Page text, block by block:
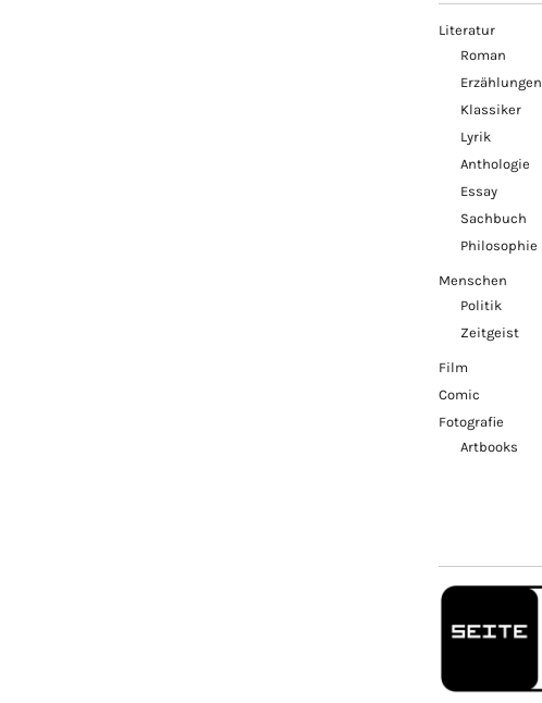
Literatur
Roman
Erzählungen
Klassiker
Lyrik
Anthologie
Essay
Sachbuch
Philosophie
Menschen
Politik
Zeitgeist
Film
Comic
Fotografie
Artbooks